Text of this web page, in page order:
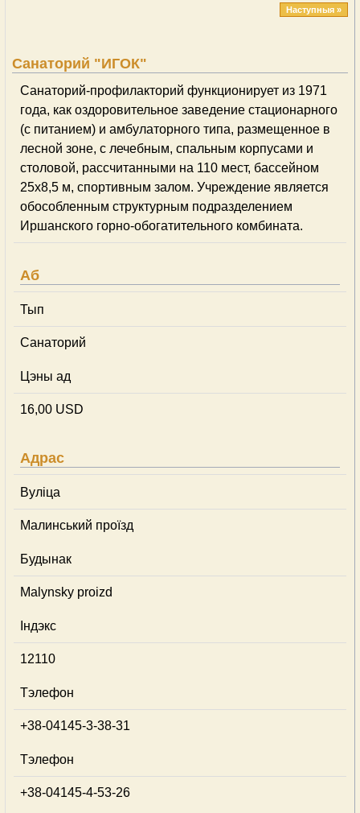
Наступныя »
Cанаторий "ИГОК"
Санаторий-профилакторий функционирует из 1971
года, как оздоровительное заведение стационарного
(с питанием) и амбулаторного типа, размещенное в
лесной зоне, с лечебным, спальным корпусами и
столовой, рассчитанными на 110 мест, бассейном
25х8,5 м, спортивным залом. Учреждение является
обособленным структурным подразделением
Иршанского горно-обогатительного комбината.
Аб
Тып
Cанаторий
Цэны ад
16,00 USD
Адрас
Вуліца
Малинський проїзд
Будынак
Malynsky proizd
Індэкс
12110
Тэлефон
+38-04145-3-38-31
Тэлефон
+38-04145-4-53-26